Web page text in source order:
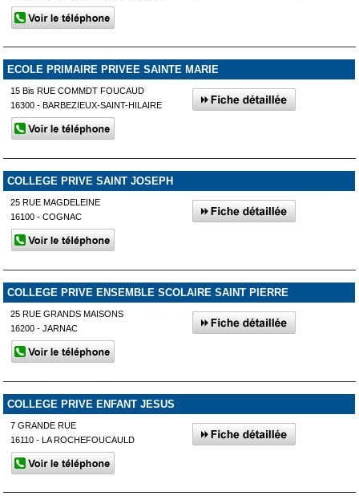
ECOLE PRIMAIRE PRIVEE SAINTE MARIE
15 Bis RUE COMMDT FOUCAUD
16300 - BARBEZIEUX-SAINT-HILAIRE
COLLEGE PRIVE SAINT JOSEPH
25 RUE MAGDELEINE
16100 - COGNAC
COLLEGE PRIVE ENSEMBLE SCOLAIRE SAINT PIERRE
25 RUE GRANDS MAISONS
16200 - JARNAC
COLLEGE PRIVE ENFANT JESUS
7 GRANDE RUE
16110 - LA ROCHEFOUCAULD